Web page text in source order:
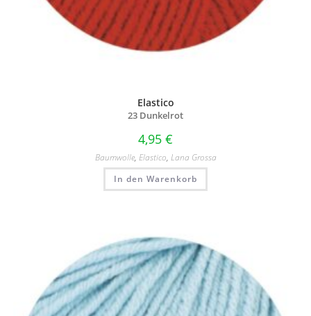
Elastico
23 Dunkelrot
4,95 €
Baumwolle, Elastico, Lana Grossa
In den Warenkorb